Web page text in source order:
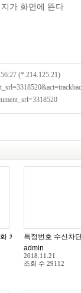
가 화면에 뜬다
(*.214.125.21)
차단하는 방법 과 발
admin
2018.11.21
조회 수 29112